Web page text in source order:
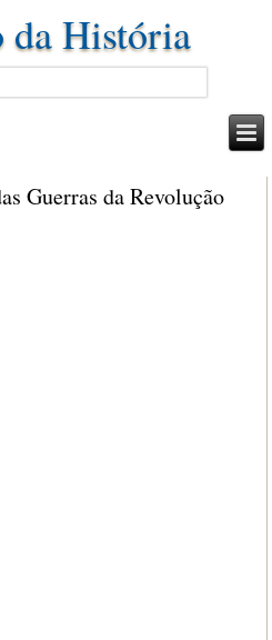
da História
Guerras da Revolução